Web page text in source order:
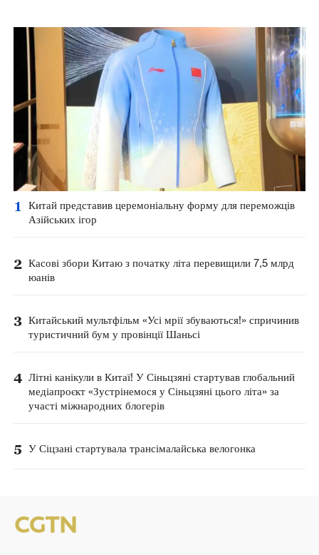
1
Китай представив церемоніальну форму для переможців
Азійських ігор
2 Касові збори Китаю з початку літа перевищили 7,5 млрд
юанів
3 Китайський мультфільм «Усі мрії збуваються!» спричинив
туристичний бум у провінції Шаньсі
4 Літні канікули в Китаї! У Сіньцзяні стартував глобальний
медіапроєкт «Зустрінемося у Сіньцзяні цього літа» за
участі міжнародних блогерів
5 У Сіцзані стартувала трансімалайська велогонка